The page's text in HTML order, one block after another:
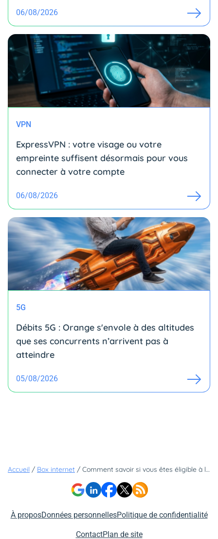
06/08/2026
VPN
ExpressVPN : votre visage ou votre
empreinte suffisent désormais pour vous
connecter à votre compte
06/08/2026
5G
Débits 5G : Orange s'envole à des altitudes
que ses concurrents n’arrivent pas à
atteindre
05/08/2026
Accueil / Box internet / Comment savoir si vous êtes éligible à la fibre jusqu'à 8 Gb/s de SFR ?
À proposDonnées personnellesPolitique de confidentialité
ContactPlan de site